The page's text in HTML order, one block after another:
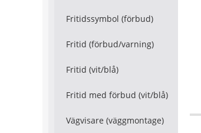
Fritidssymbol (förbud)
Fritid (förbud/varning)
Fritid (vit/blå)
Fritid med förbud (vit/blå)
Vägvisare (väggmontage)